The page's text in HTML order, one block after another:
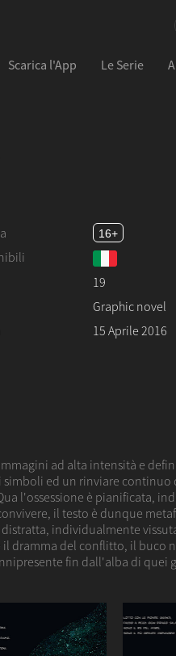
Scarica l'App Le Serie
16+
19
Graphic novel
15 Aprile 2016
ad alta intensità e
ed un rinviare
l'ossessione è pianificata,
il testo è dunque
individualmente
dramma del conflitto, il
fin dall'alba di quei